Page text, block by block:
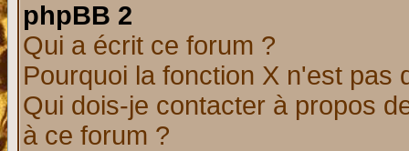
phpBB 2
Qui a écrit ce forum ?
Pourquoi la fonction X n'est pas
Qui dois-je contacter à propos
à ce forum ?